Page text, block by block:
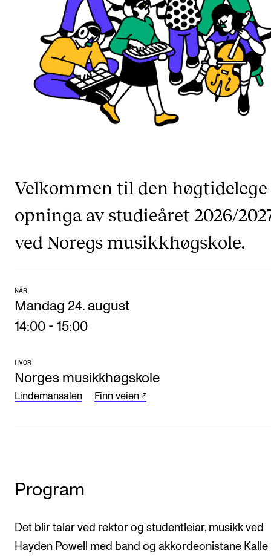
FORSKNING
CERM
CREMAH
NordART
Utveksling
Internasjonal strategi
Samarbeidsprosjekter
AKTUELT
Nyheter og historier
Finn ansatte
Velkommen til den høgtidelege
opninga av studieåret 2026/
ved Noregs musikkhøgskole.
NÅR
Mandag 24. august
14:00 - 15:00
HVOR
Norges musikkhøgskole
Lindemansalen Finn veien
Program
Det blir talar ved rektor og studentleiar, musikk ved
Hayden Powell med band og akkordeonistane Kalle